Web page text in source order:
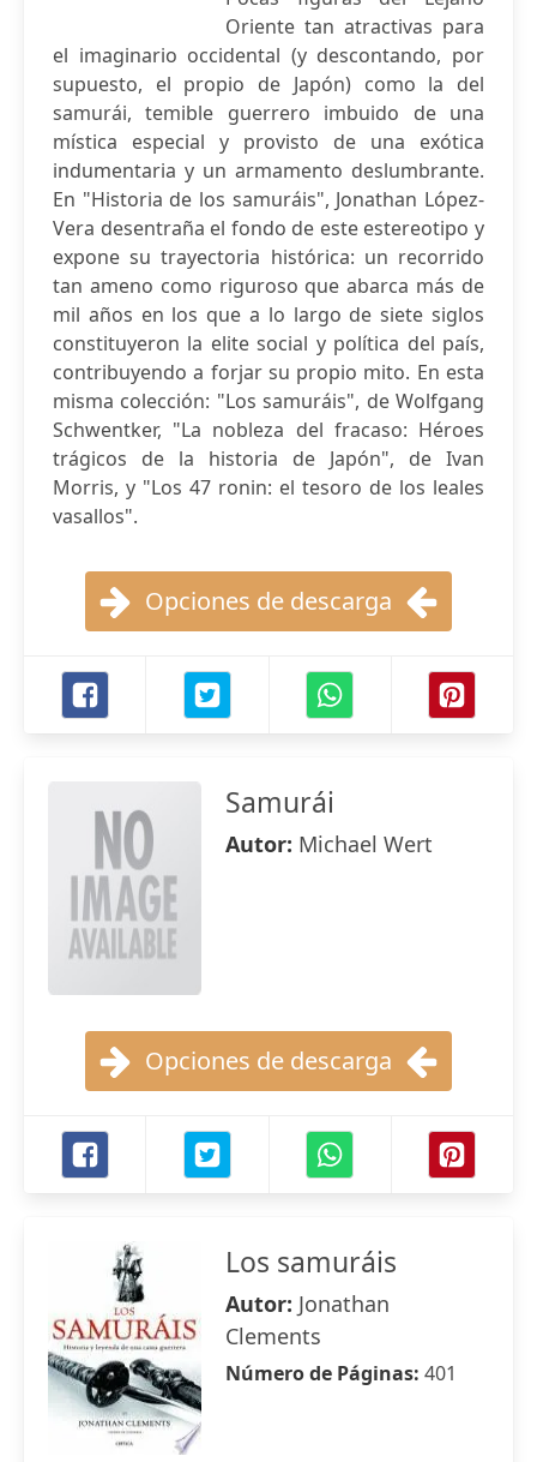
Oriente tan atractivas para
el imaginario occidental (y descontando, por
supuesto, el propio de Japón) como la del
samurái, temible guerrero imbuido de una
mística especial y provisto de una exótica
indumentaria y un armamento deslumbrante.
En "Historia de los samuráis", Jonathan López-
Vera desentraña el fondo de este estereotipo y
expone su trayectoria histórica: un recorrido
tan ameno como riguroso que abarca más de
mil años en los que a lo largo de siete siglos
constituyeron la elite social y política del país,
contribuyendo a forjar su propio mito. En esta
misma colección: "Los samuráis", de Wolfgang
Schwentker, "La nobleza del fracaso: Héroes
trágicos de la historia de Japón", de Ivan
Morris, y "Los 47 ronin: el tesoro de los leales
vasallos".
Opciones de descarga
Samurái
Autor: Michael Wert
Opciones de descarga
Los samuráis
Autor: Jonathan
Clements
Número de Páginas: 401